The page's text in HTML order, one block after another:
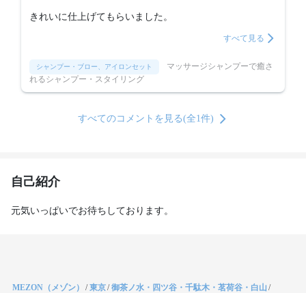
きれいに仕上げてもらいました。
すべて見る
シャンプー・ブロー、アイロンセット
れるシャンプー・スタイリング
すべてのコメントを見る(全1件)
自己紹介
元気いっぱいでお待ちしております。
MEZON（メゾン） /東京/御茶ノ水・四ツ谷・千駄木・茗荷谷・白山 /